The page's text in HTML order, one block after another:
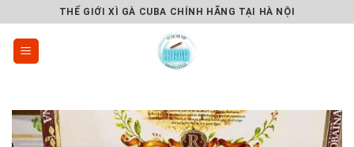
to
content
THẾ GIỚI XÌ GÀ CUBA CHÍNH HÃNG TẠI HÀ NỘI